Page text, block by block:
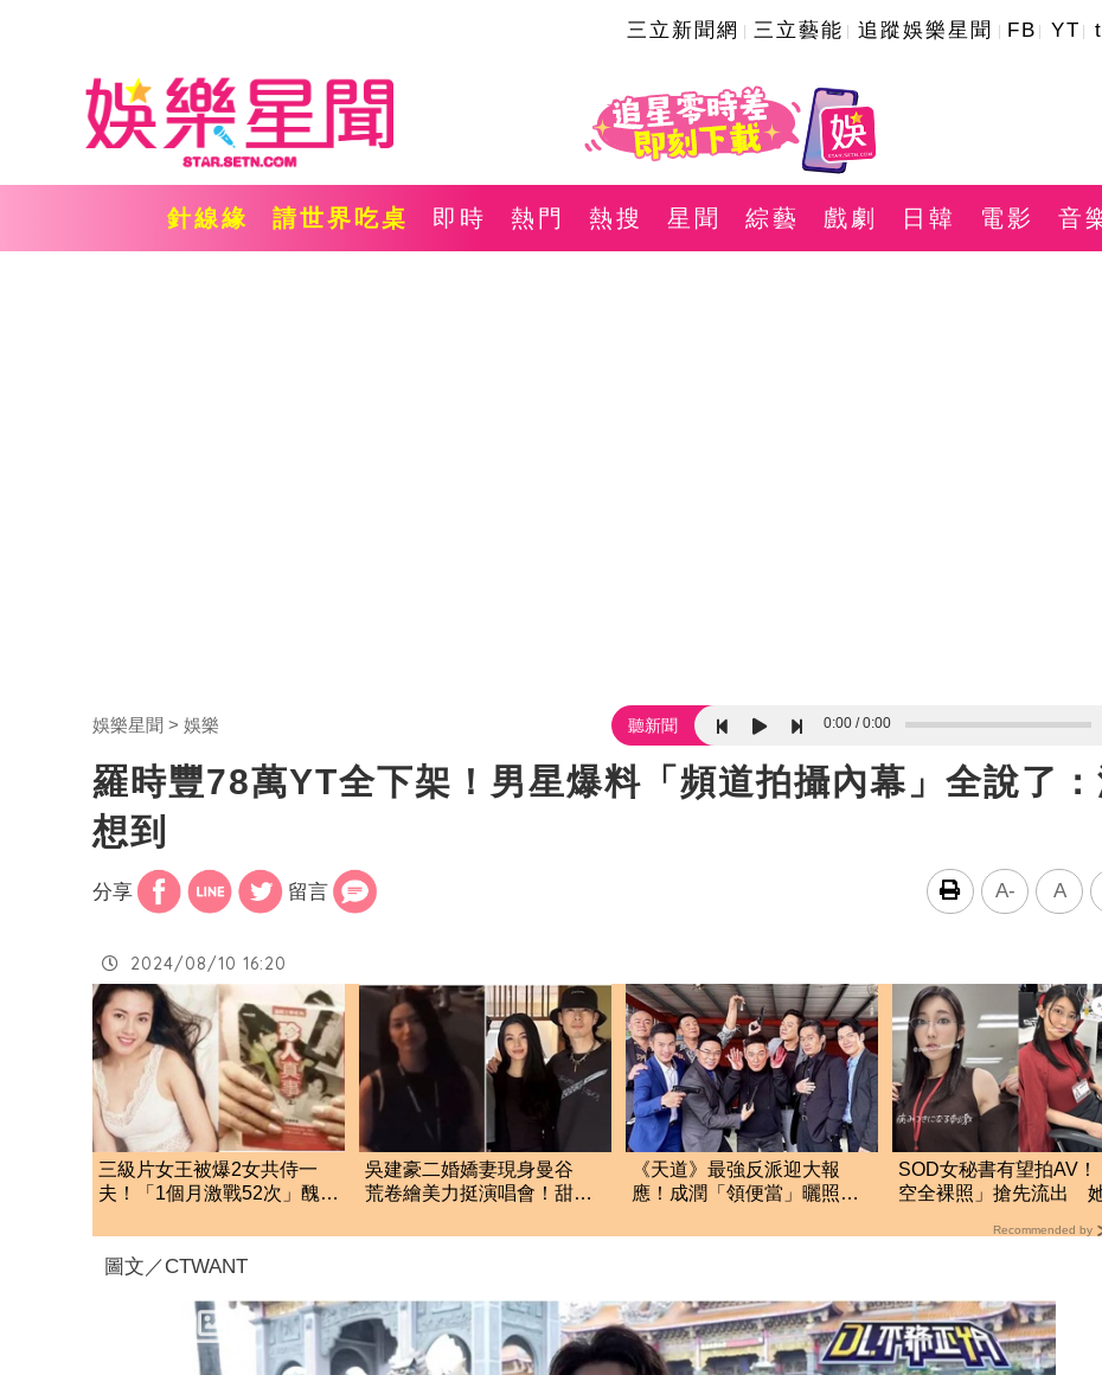
三立新聞網 三立藝能 追蹤娛樂星聞 FB YT
針線緣 請世界吃桌 即時 熱門 熱搜 星聞 綜藝 戲劇 日韓 電影 音
娛樂星聞 娛樂 聽新聞 0:00 0:00
羅時豐78萬YT全下架！男星爆料「頻道拍攝內幕」全說了：
想到
分享 留言 A- A
2024/08/10 16:20
三級片女王被爆2女共侍一
夫！「1個月激戰52次」醜聞
吳建豪二婚嬌妻現身曼谷
荒卷繪美力挺演唱會！甜蜜
《天道》最強反派迎大報
應！成潤「領便當」曬照喊
SOD女秘書有望拍AV！
空全裸照」搶先流出
Recommended by
圖文／CTWANT